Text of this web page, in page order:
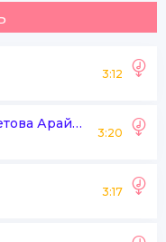
3:12
Расулов Бөрібек, Құрымбетова Арайлым
3:20
3:17